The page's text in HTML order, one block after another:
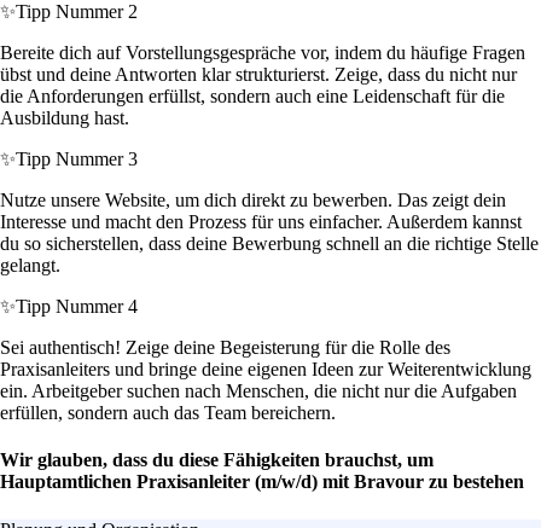
✨Tipp Nummer 2
Bereite dich auf Vorstellungsgespräche vor, indem du häufige Fragen
übst und deine Antworten klar strukturierst. Zeige, dass du nicht nur
die Anforderungen erfüllst, sondern auch eine Leidenschaft für die
Ausbildung hast.
✨Tipp Nummer 3
Nutze unsere Website, um dich direkt zu bewerben. Das zeigt dein
Interesse und macht den Prozess für uns einfacher. Außerdem kannst
du so sicherstellen, dass deine Bewerbung schnell an die richtige Stelle
gelangt.
✨Tipp Nummer 4
Sei authentisch! Zeige deine Begeisterung für die Rolle des
Praxisanleiters und bringe deine eigenen Ideen zur Weiterentwicklung
ein. Arbeitgeber suchen nach Menschen, die nicht nur die Aufgaben
erfüllen, sondern auch das Team bereichern.
Wir glauben, dass du diese Fähigkeiten brauchst, um
Hauptamtlichen Praxisanleiter (m/w/d) mit Bravour zu bestehen